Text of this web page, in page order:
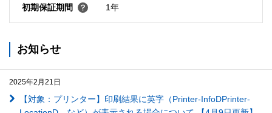
初期保証期間 1年
お知らせ
2025年2月21日
【対象：プリンター】印刷結果に英字（Printer-InfoDPrinter-